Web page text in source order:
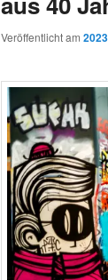
Veröffentlicht am